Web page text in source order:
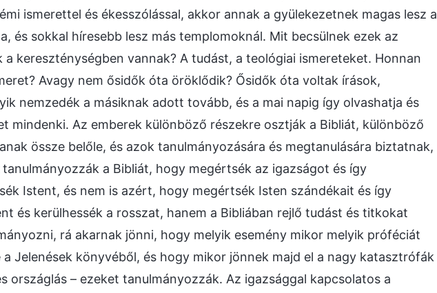
ismerettel és ékesszólással, akkor annak a gyülekezetnek magas lesz a
és sokkal híresebb lesz más templomoknál. Mit becsülnek ezek az
a kereszténységben vannak? A tudást, a teológiai ismereteket. Honnan
Avagy nem ősidők óta öröklődik? Ősidők óta voltak írások,
nemzedék a másiknak adott tovább, és a mai napig így olvashatja és
mindenki. Az emberek különböző részekre osztják a Bibliát, különböző
össze belőle, és azok tanulmányozására és megtanulására biztatnak,
a Bibliát, hogy megértsék az igazságot és így
Istent, és nem is azért, hogy megértsék Isten szándékait és így
és kerülhessék a rosszat, hanem a Bibliában rejlő tudást és titkokat
rá akarnak jönni, hogy melyik esemény mikor melyik próféciát
Jelenések könyvéből, és hogy mikor jönnek majd el a nagy katasztrófák
országlás – ezeket tanulmányozzák. Az igazsággal kapcsolatos a